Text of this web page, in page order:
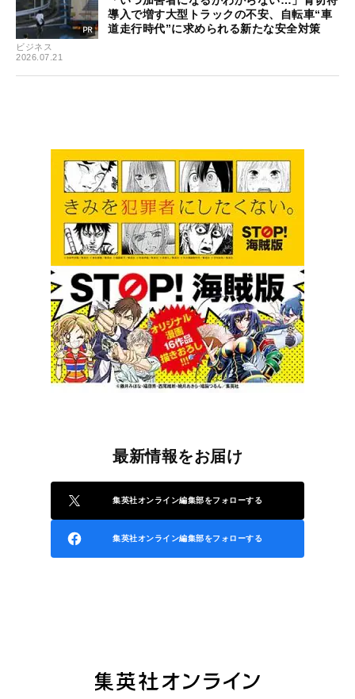
ビジネス
2026.07.21
導入で増す大型トラックの不安、自転車“車
道走行時代”に求められる新たな安全対策
最新情報をお届け
集英社オンライン編集部をフォローする
集英社オンライン編集部をフォローする